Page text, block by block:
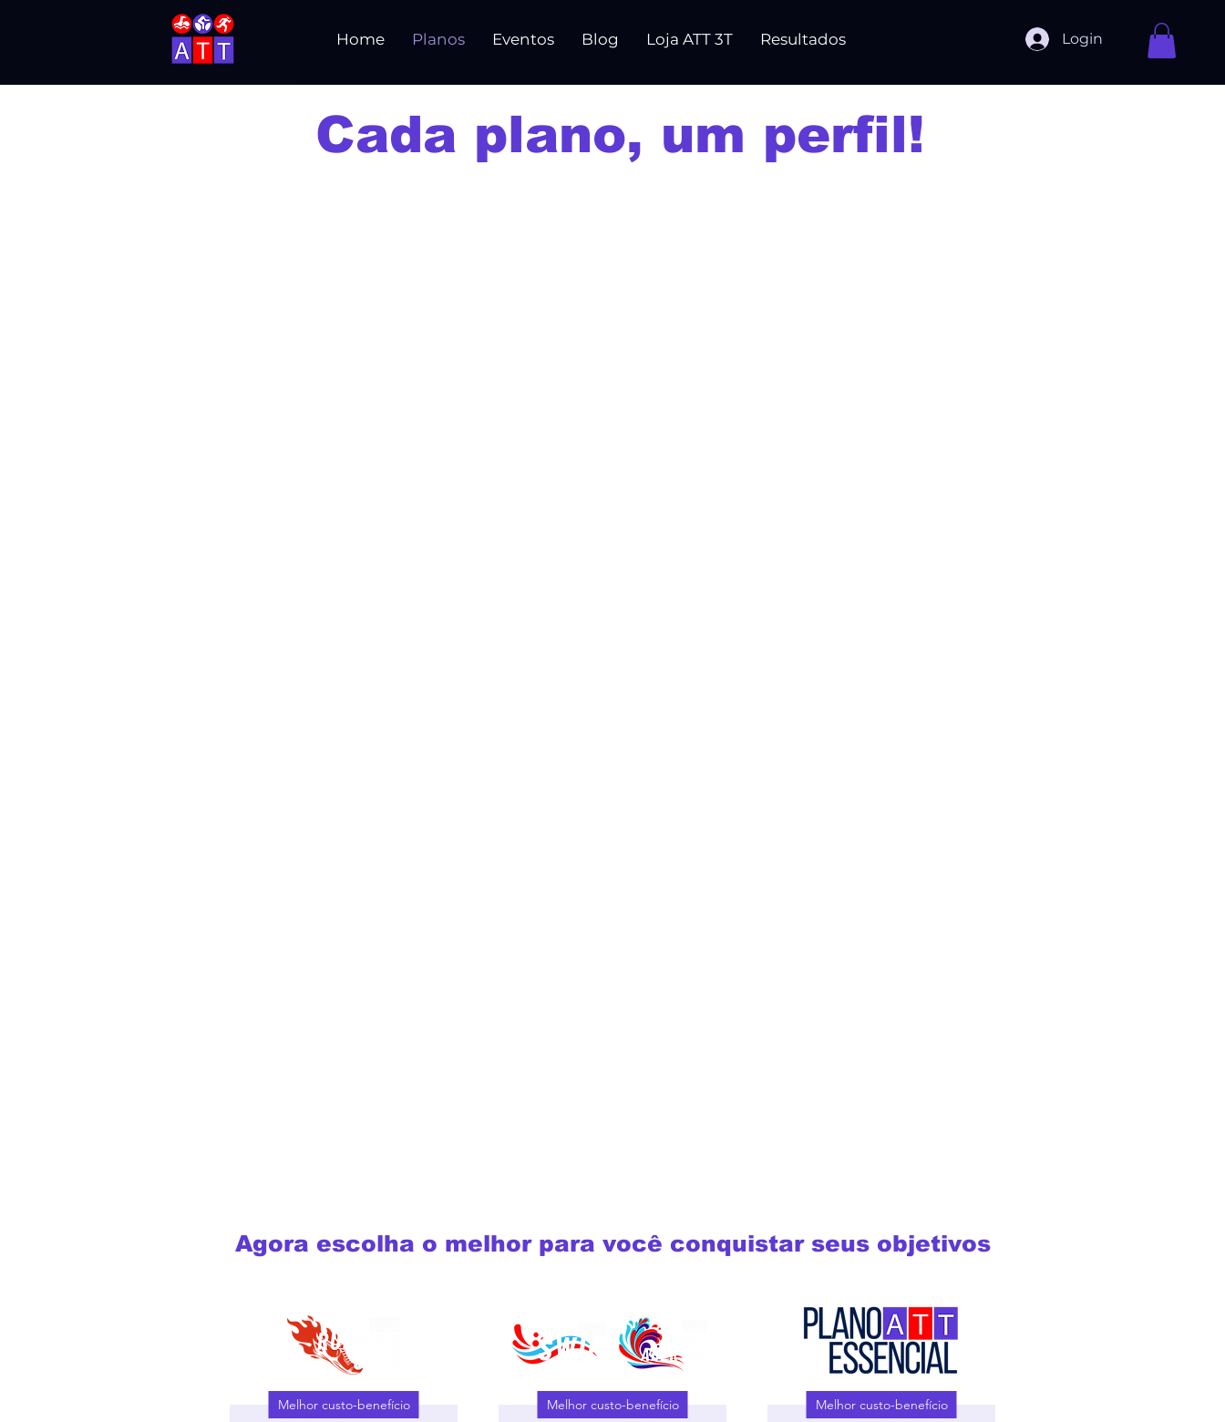
Home Planos Eventos Blog Loja ATT 3T Resultados Login
Cada plano, um perfil!
Agora escolha o melhor para você conquistar seus objetivos
Melhor custo-benefício Melhor custo-benefício Melhor custo-benefício